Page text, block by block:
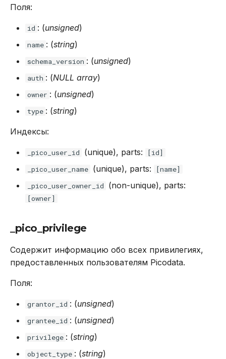
Поля:
id : (unsigned)
name : (string)
schema_version : (unsigned)
auth : (NULL array)
owner : (unsigned)
type : (string)
Индексы:
_pico_user_id (unique), parts:
[id]
_pico_user_name (unique), parts:
[name]
_pico_user_owner_id
(non-unique), parts:
[owner]
_pico_privilege
Содержит информацию обо всех привилегиях,
предоставленных пользователям Picodata.
Поля:
grantor_id : (unsigned)
grantee_id : (unsigned)
privilege : (string)
object_type : (string)